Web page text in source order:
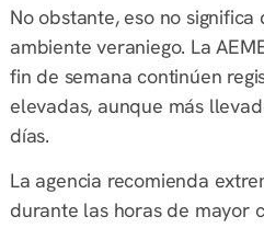
No obstante, eso no
ambiente veraniego. La
fin de semana continúen
elevadas, aunque más
días.
La agencia recomienda
durante las horas de mayor